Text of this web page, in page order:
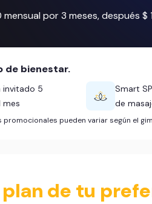
por 3 meses, después $
de bienestar.
invitado 5
mes
Smart
de
pueden variar según el
de tu